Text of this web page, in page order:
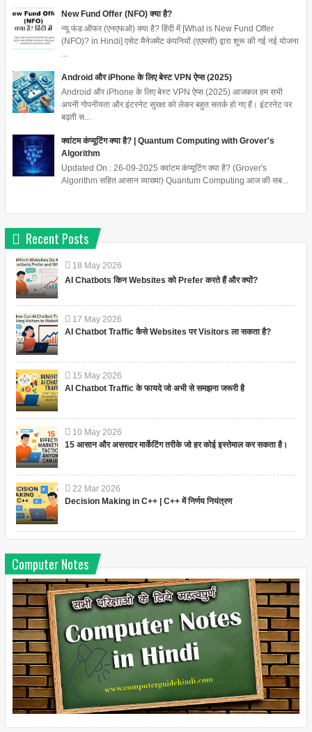
New Fund Offer (NFO) क्या है?
न्यू फंड ऑफर (एनएफओ) क्या है? हिंदी में [What is New Fund Offer
(NFO)? in Hindi] एसेट मैनेजमेंट कंपनियों (एएमसी) द्वारा शुरू की गई नई योजना
Android और iPhone के लिए बेस्ट VPN ऐप्स (2025)
Android और iPhone के लिए बेस्ट VPN ऐप्स (2025) आजकल हम सभी
अपनी गोपनीयता और इंटरनेट सुरक्षा को लेकर बहुत सतर्क हो गए हैं। इंटरनेट पर
बढ़ती स...
क्वांटम कंप्यूटिंग क्या है? | Quantum Computing with Grover's
Algorithm
Updated On : 26-09-2025 क्वांटम कंप्यूटिंग क्या है? (Grover's
Algorithm सहित आसान व्याख्या) Quantum Computing आज की सब...
Recent Posts
18 May 2026
AI Chatbots किन Websites को Prefer करते हैं और क्यों?
17 May 2026
AI Chatbot Traffic कैसे Websites पर Visitors ला सकता है?
15 May 2026
AI Chatbot Traffic के फायदे जो अभी से समझना जरूरी है
10 May 2026
15 आसान और असरदार मार्केटिंग तरीके जो हर कोई इस्तेमाल कर सकता है।
22 Mar 2026
Decision Making in C++ | C++ में निर्णय नियंत्रण
Computer Notes